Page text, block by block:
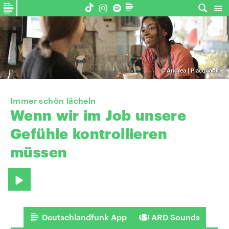
©Andrea | Piacquadio
Immer schön lächeln
Wenn wir im Job unsere
Gefühle kontrollieren
müssen
Deutschlandfunk App ARD Sounds